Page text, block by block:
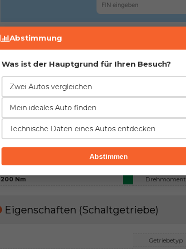
Motor
Volkswagen
2.0 FSI AXW
Benzin
4 - Reihenmotor, 4 Ventile pro
Zylinder
übliches
150 PS
200 Nm
Konfiguration
Lufteinfluss
Leistung
Drehmoment
Eigenschaften (Schaltgetriebe)
Getriebetyp
Abstimmung
Was ist der Hauptgrund für Ihren Besuch?
Zwei Autos vergleichen
Mein ideales Auto finden
Technische Daten eines Autos entdecken
Abstimmen